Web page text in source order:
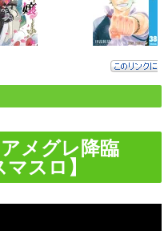
メグレ降臨
スロ】